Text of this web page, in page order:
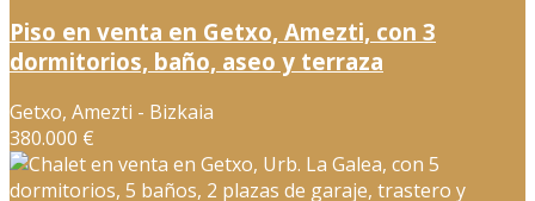
Piso en venta en Getxo, Amezti, con 3
dormitorios, baño, aseo y terraza
Getxo, Amezti - Bizkaia
380.000 €